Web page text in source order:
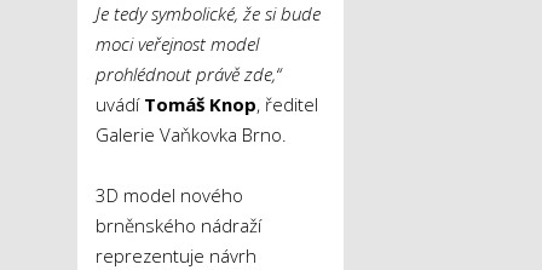
Je tedy symbolické, že si bude
moci veřejnost model
prohlédnout právě zde,“
uvádí Tomáš Knop, ředitel
Galerie Vaňkovka Brno.
3D model nového
brněnského nádraží
reprezentuje návrh